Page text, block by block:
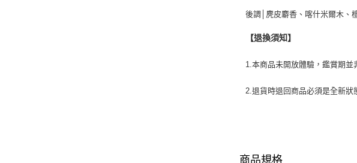
後調│麂皮麝香、喀什米爾木、
【退換須知】
1.本商品未開放體驗，鑑賞期並
2.退貨時退回商品必須是全新
商品規格